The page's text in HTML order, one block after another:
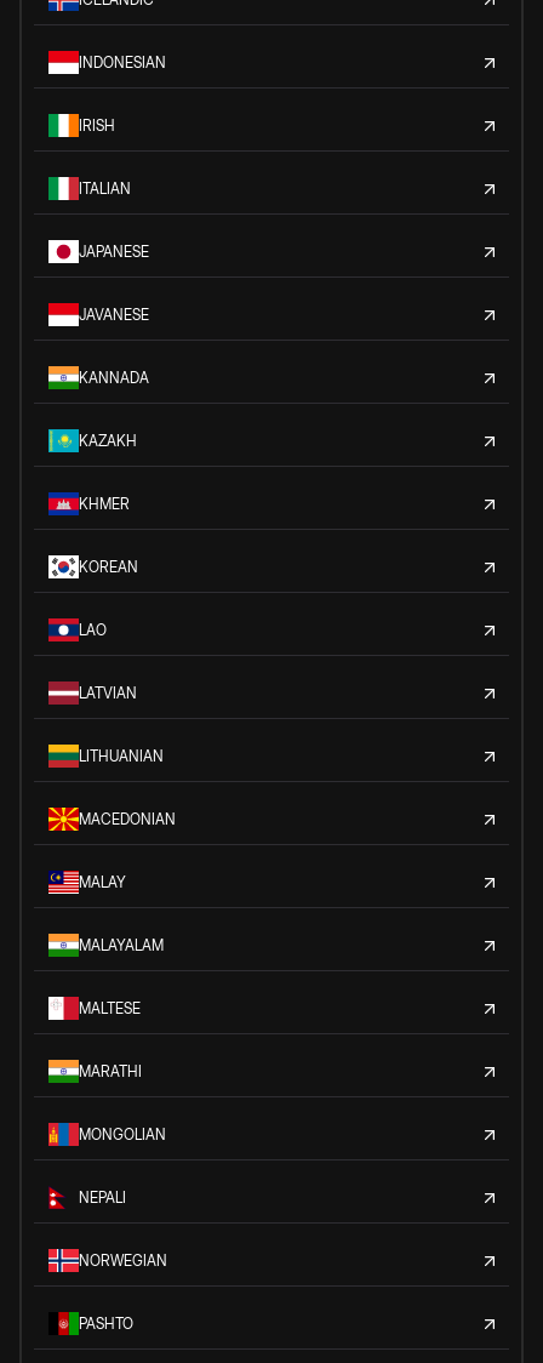
INDONESIAN
IRISH
ITALIAN
JAPANESE
JAVANESE
KANNADA
KAZAKH
KHMER
KOREAN
LAO
LATVIAN
LITHUANIAN
MACEDONIAN
MALAY
MALAYALAM
MALTESE
MARATHI
MONGOLIAN
NEPALI
NORWEGIAN
PASHTO